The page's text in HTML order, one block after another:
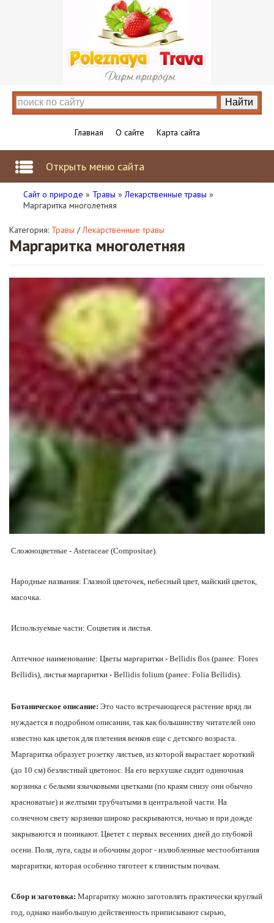
Главная О сайте Карта сайта
Открыть меню сайта
Сайт о природе » Травы »Лекарственные травы »
Маргаритка многолетняя
Категория: Травы /Лекарственные травы
Маргаритка многолетняя
Сложноцветные - Asteraceae (Compositae).
Народные названия: Глазной цветочек, небесный цвет, майский цветок,
масочка.
Используемые части: Соцветия и листья.
Аптечное наименование: Цветы маргаритки - Bellidis flos (ранее: Flores
Bellidis), листья маргаритки - Bellidis folium (ранее: Folia Bellidis).
Ботаническое описание: Это часто встречающееся растение вряд ли
нуждается в подробном описании, так как большинству читателей оно
известно как цветок для плетения венков еще с детского возраста.
Маргаритка образует розетку листьев, из которой вырастает короткий
(до 10 см) безлистный цветонос. На его верхушке сидит одиночная
корзинка с белыми язычковыми цветками (по краям снизу они обычно
красноватые) и желтыми трубчатыми в центральной части. На
солнечном свету корзинки широко раскрываются, ночью и при дожде
закрываются и поникают. Цветет с первых весенних дней до глубокой
осени. Поля, луга, сады и обочины дорог - излюбленные местообитания
маргаритки, которая особенно тяготеет к глинистым почвам.
Сбор и заготовка: Маргаритку можно заготовлять практически круглый
год, однако наибольшую действенность приписывают сырью,